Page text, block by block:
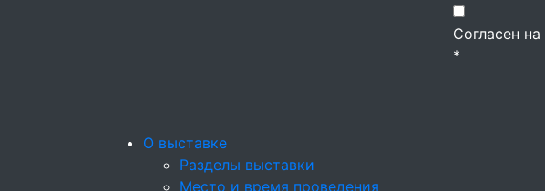
Согласен на
*
О выставке
Разделы выставки
Место и время проведения